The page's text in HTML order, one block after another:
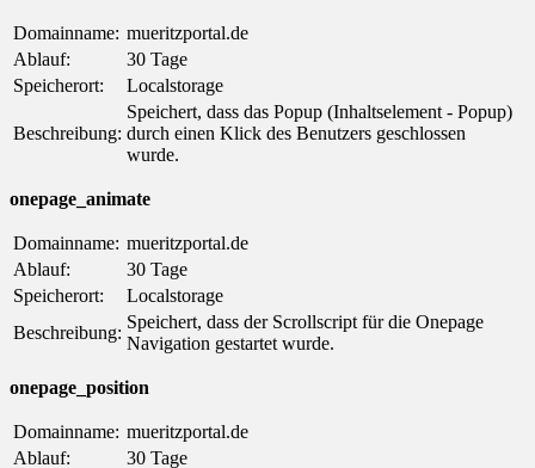
Domainname: mueritzportal.de
Ablauf:
30 Tage
Speicherort:
Localstorage
Beschreibung:
Speichert, dass das Popup (Inhaltselement - Popup)
durch einen Klick des Benutzers geschlossen
wurde.
onepage_animate
Domainname: mueritzportal.de
Ablauf:
30 Tage
Speicherort:
Localstorage
Beschreibung:
Speichert, dass der Scrollscript für die Onepage
Navigation gestartet wurde.
onepage_position
Domainname: mueritzportal.de
Ablauf:
30 Tage